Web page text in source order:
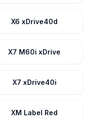
X6 xDrive40d
X7 M60i xDrive
X7 xDrive40i
XM Label Red